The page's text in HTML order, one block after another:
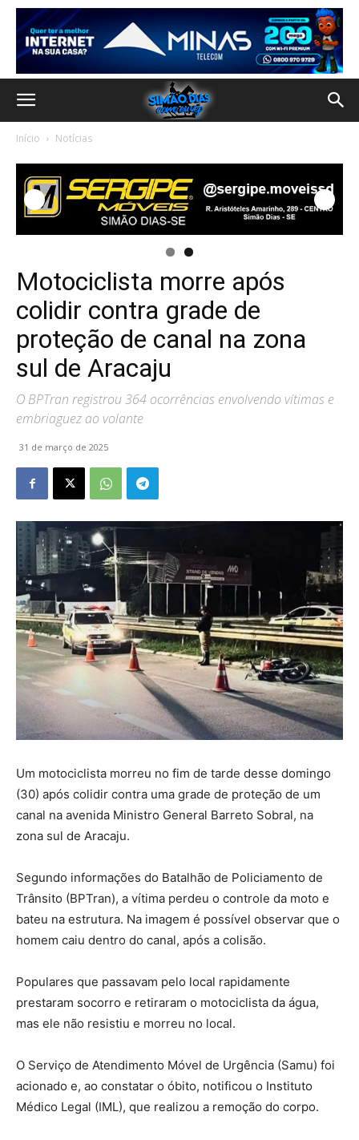
Início Notícias
Motociclista morre após
colidir contra grade de
proteção de canal na zona
sul de Aracaju
O BPTran registrou 364 ocorrências envolvendo vítimas e
embriaguez ao volante
31 de março de 2025
Um motociclista morreu no fim de tarde desse domingo
(30) após colidir contra uma grade de proteção de um
canal na avenida Ministro General Barreto Sobral, na
zona sul de Aracaju.
Segundo informações do Batalhão de Policiamento de
Trânsito (BPTran), a vítima perdeu o controle da moto e
bateu na estrutura. Na imagem é possível observar que o
homem caiu dentro do canal, após a colisão.
Populares que passavam pelo local rapidamente
prestaram socorro e retiraram o motociclista da água,
mas ele não resistiu e morreu no local.
O Serviço de Atendimento Móvel de Urgência (Samu) foi
acionado e, ao constatar o óbito, notificou o Instituto
Médico Legal (IML), que realizou a remoção do corpo.